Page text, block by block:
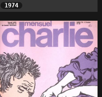
1974